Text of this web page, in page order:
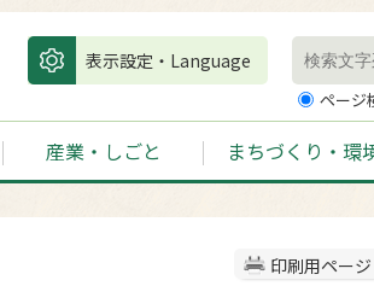
表示設定・Language
ページ
産業・しごと まちづくり・環
印刷用ページ